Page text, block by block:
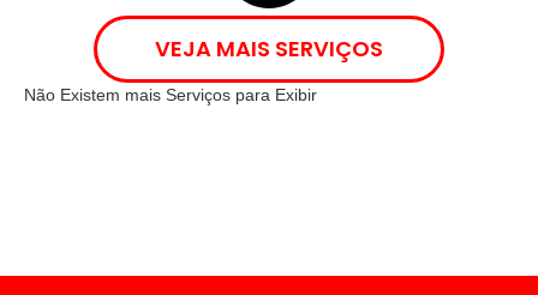
VEJA MAIS SERVIÇOS
Não Existem mais Serviços para Exibir